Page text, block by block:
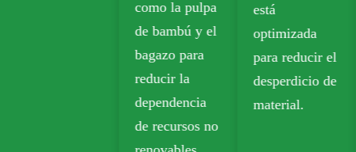
está
optimizada
para reducir el
desperdicio de
material.
en productos
para llevar,
comestibles y
envases al por
menor.